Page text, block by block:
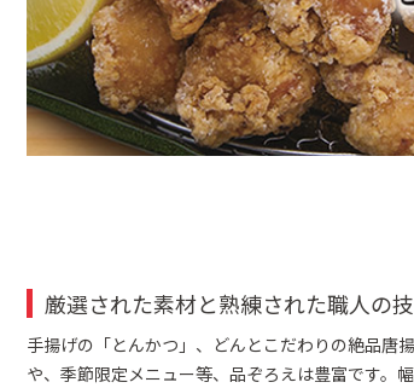
厳選された素材と熟練された職人の
手揚げの「とんかつ」、どんとこだわりの絶品唐
や、季節限定メニュー等、品ぞろえは豊富です。